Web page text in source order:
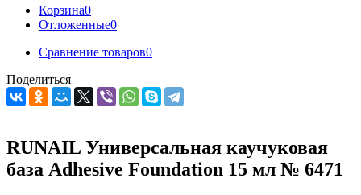
Корзина0
Отложенные0
Сравнение товаров0
Поделиться
RUNAIL Универсальная каучуковая
база Adhesive Foundation 15 мл № 6471